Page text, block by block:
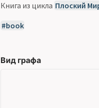
Книга из цикла Плоский
book
Вид графа